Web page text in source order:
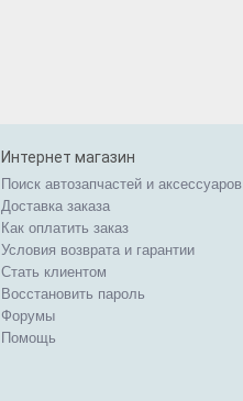
Интернет магазин
Поиск автозапчастей и аксессуаров
Доставка заказа
Как оплатить заказ
Условия возврата и гарантии
Стать клиентом
Восстановить пароль
Форумы
Помощь